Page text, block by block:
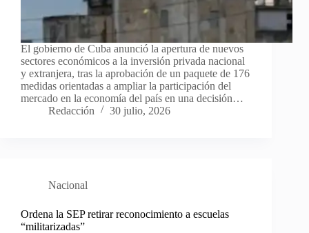
El gobierno de Cuba anunció la apertura de nuevos
sectores económicos a la inversión privada nacional
y extranjera, tras la aprobación de un paquete de 176
medidas orientadas a ampliar la participación del
mercado en la economía del país en una decisión…
Redacción
30 julio, 2026
Nacional
Ordena la SEP retirar reconocimiento a escuelas
“militarizadas”